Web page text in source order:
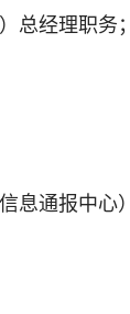
总经理职务；
息通报中心